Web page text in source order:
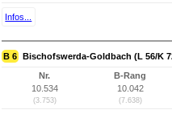
Infos...
B 6 Bischofswerda-Goldbach (L 56/K
Nr.
10.534
(3.753)
B-Rang
10.042
(7.638)